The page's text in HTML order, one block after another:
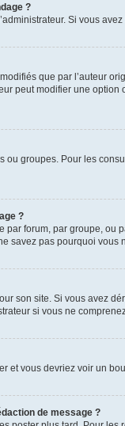
?
Si vous
que par l’auteur
peut modifier une
groupes. Pour les
?
forum, par groupe,
savez pas pourquoi vous
son site. Si vous avez
si vous ne
et vous devriez voir un
de message ?